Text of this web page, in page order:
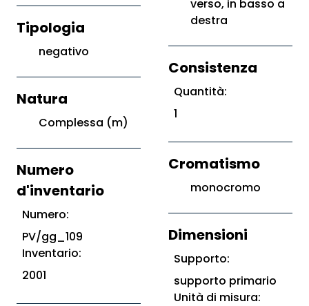
Tipologia
negativo
Natura
Complessa (m)
Numero
d'inventario
Numero:
PV/gg_109
Inventario:
2001
verso, in basso a
destra
Consistenza
Quantità:
1
Cromatismo
monocromo
Dimensioni
Supporto:
supporto primario
Unità di misura: